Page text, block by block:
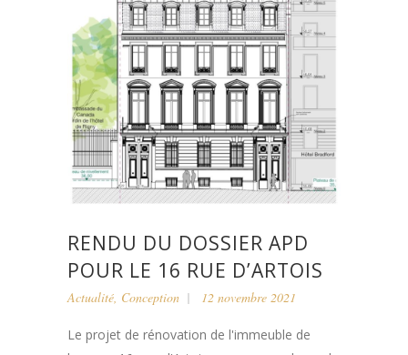
RENDU DU DOSSIER APD
POUR LE 16 RUE D’ARTOIS
Actualité, Conception 12 novembre 2021
Le projet de rénovation de l'immeuble de